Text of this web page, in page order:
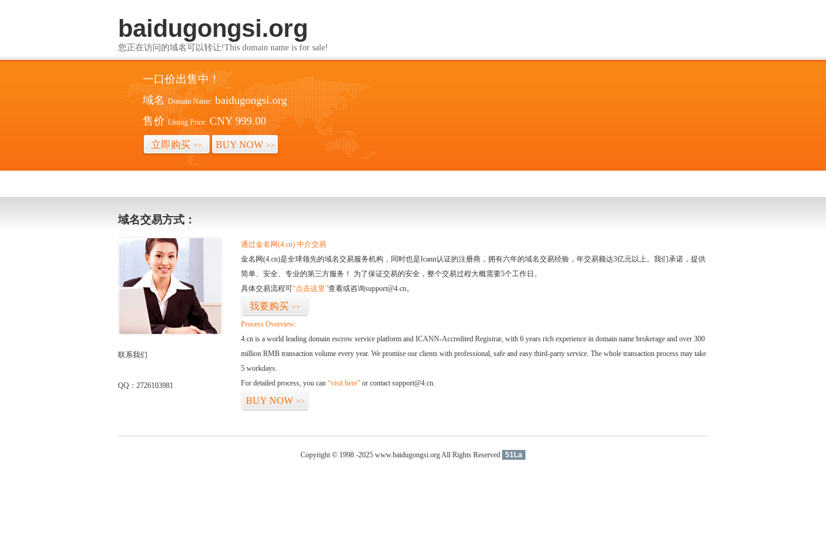
baidugongsi.org
您正在访问的域名可以转让!This domain name is for sale!
一口价出售中！
域名 Domain Name: baidugongsi.org
售价 Listing Price: CNY 999.00
立即购买 >> BUY NOW >>
域名交易方式：
联系我们
QQ：2726103981
通过金名网(4.cn) 中介交易
金名网(4.cn)是全球领先的域名交易服务机构，同时也是Icann认证的注册商，拥有六年的域名交易经验，年交易额达3亿元以上。我们承诺，提供
简单、安全、专业的第三方服务！ 为了保证交易的安全，整个交易过程大概需要5个工作日。
具体交易流程可“点击这里”查看或咨询support@4.cn。
我要购买 >>
Process Overview:
4.cn is a world leading domain escrow service platform and ICANN-Accredited Registrar, with 6 years rich experience in domain name brokerage and over 300
million RMB transaction volume every year. We promise our clients with professional, safe and easy third-party service. The whole transaction process may take
5 workdays.
For detailed process, you can “visit here” or contact support@4.cn.
BUY NOW >>
Copyright © 1998 -2025 www.baidugongsi.org All Rights Reserved 51La